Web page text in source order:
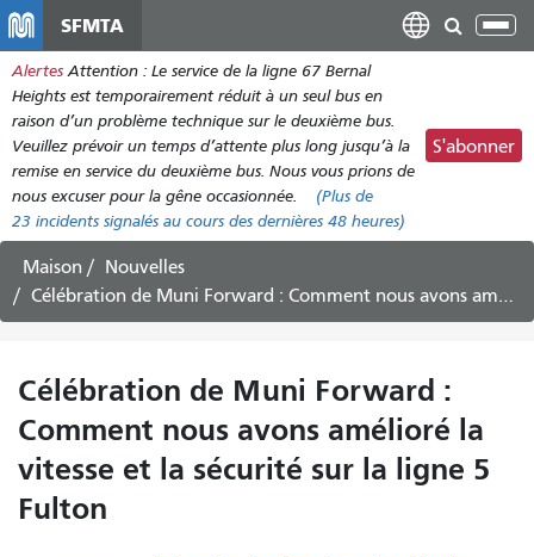
contenu
principal
SFMTA
Alertes Attention : Le service de la ligne 67 Bernal
Heights est temporairement réduit à un seul bus en
raison d’un problème technique sur le deuxième bus.
Veuillez prévoir un temps d’attente plus long jusqu’à la
remise en service du deuxième bus. Nous vous prions de
nous excuser pour la gêne occasionnée.
(Plus de
23 incidents signalés au cours des dernières 48 heures)
S'abonner
Maison
Nouvelles
Célébration de Muni Forward : Comment nous avons amélioré la vitesse et la sécurité sur la ligne 5 Fulton
Célébration de Muni Forward :
Comment nous avons amélioré la
vitesse et la sécurité sur la ligne 5
Fulton